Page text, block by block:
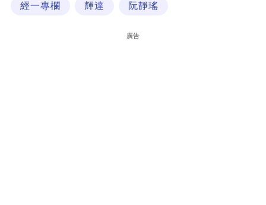
經一專欄 輝達 阮靜瑤
廣告